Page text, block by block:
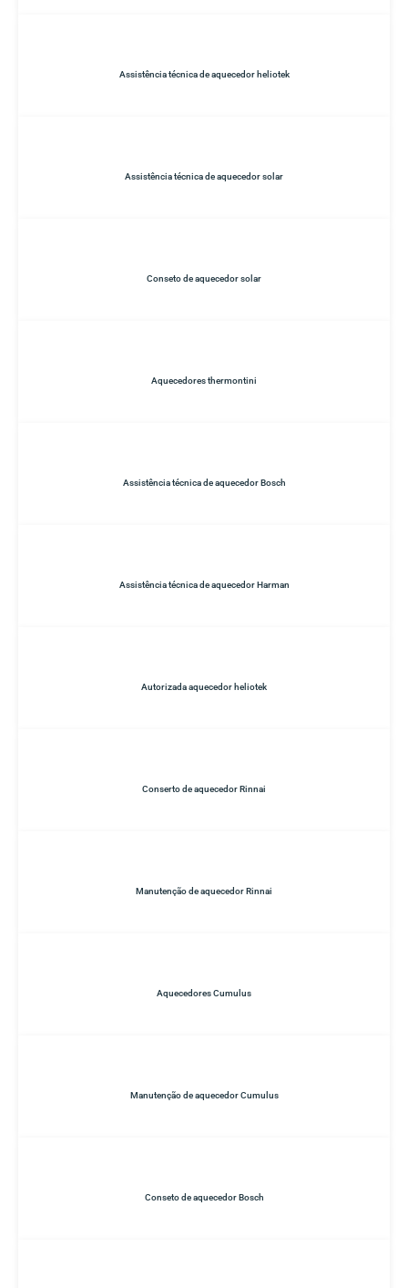
Assistência técnica de aquecedor heliotek
Assistência técnica de aquecedor solar
Conseto de aquecedor solar
Aquecedores thermontini
Assistência técnica de aquecedor Bosch
Assistência técnica de aquecedor Harman
Autorizada aquecedor heliotek
Conserto de aquecedor Rinnai
Manutenção de aquecedor Rinnai
Aquecedores Cumulus
Manutenção de aquecedor Cumulus
Conseto de aquecedor Bosch